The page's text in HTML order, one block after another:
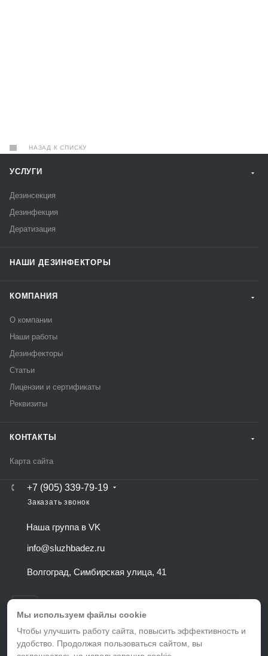
НАЗАД К СПИСКУ
УСЛУГИ
Дезинсекция
Дезинфекция
Дератизация
НАШИ ДЕЗИНФЕКТОРЫ
КОМПАНИЯ
О компании
Наши работы
Дезинфекторы
Статьи
Лицензии и сертификаты
Реквизиты
КОНТАКТЫ
Карта сайта
+7 (905) 339-79-19
Заказать звонок
Наша группа в VK
info@sluzhbadez.ru
Волгоград, Симбирская улица, 41
ВЕРСИЯ ДЛЯ ПЕЧАТИ
Мы используем файлы cookie
Чтобы улучшить работу сайта, повысить эффективность и
удобство. Продолжая пользоваться сайтом, вы
тариф именно для Вас!